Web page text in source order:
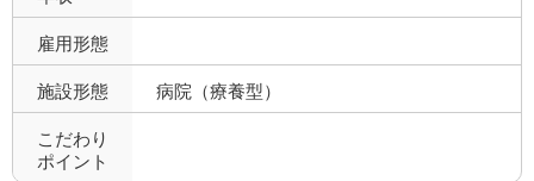
サービス付き高齢者向け住
ショートステイ 1 小規模多機能 0
小児療育
雇用形態
施設形態 病院（療養型）
こだわり
ポイント